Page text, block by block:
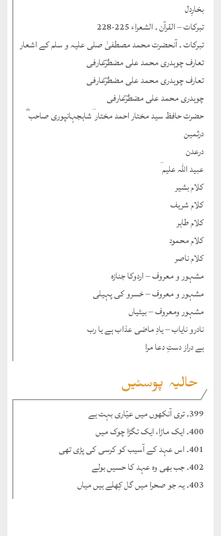
بخارِدل
تبرکات – القرآن ۔ الشعراء 225-228
تبرکات ۔ آنحضرت محمد مصطفیٰ صلی علیہ و سلم کے اشعار
تعارف چوہدری محمد علی مضطرؔعارفی
تعارف چوہدری محمد علی مضطرؔعارفی
چوہدری محمد علی مضطرؔعارفی
حضرت حافظ سید مختار احمد مختار ؔشاہجہانپوری صاحب ؓ
درثمین
درعدن
عبید اللہ علیم ؔ
کلام بشیر
کلام شریف
کلام طاہر
کلام محمود
کلام ناصر
مشہور و معروف – اردوکا جنازہ
مشہور و معروف – خسرو کی پہیلی
مشہور ومعروف – بیٹیاں
نادرو نایاب – یادِ ماضی عذاب ہے یا رب
ہے دراز دستِ دعا مرا
حالیہ پوسٹیں
399۔ تری آنکھوں میں عیّاری بہت ہے
400۔ ایک ماڑا، ایک تگڑا چوک میں
401۔ اس عہد کے آسیب کو کرسی کی پڑی تھی
402۔ جب بھی وہ عہد کا حسیں بولے
403۔ یہ جو صحرا میں گل کِھلے ہیں میاں